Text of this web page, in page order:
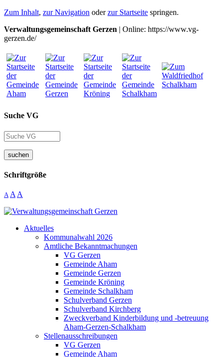
Zum Inhalt, zur Navigation oderzur Startseite springen.
Verwaltungsgemeinschaft Gerzen | Online: https://www.vg-
gerzen.de/
Suche VG
suchen
Schriftgröße
A A A
Aktuelles
Kommunalwahl 2026
Amtliche Bekanntmachungen
VG Gerzen
Gemeinde Aham
Gemeinde Gerzen
Gemeinde Kröning
Gemeinde Schalkham
Schulverband Gerzen
Schulverband Kirchberg
Zweckverband Kinderbildung und -betreuung
Aham-Gerzen-Schalkham
Stellenausschreibungen
VG Gerzen
Gemeinde Aham